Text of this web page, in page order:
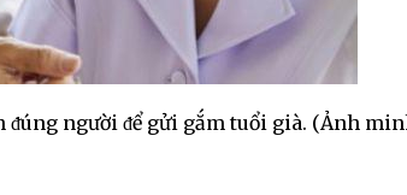
ᵭúng người ᵭể gửi gắm tuổi già. (Ảnh